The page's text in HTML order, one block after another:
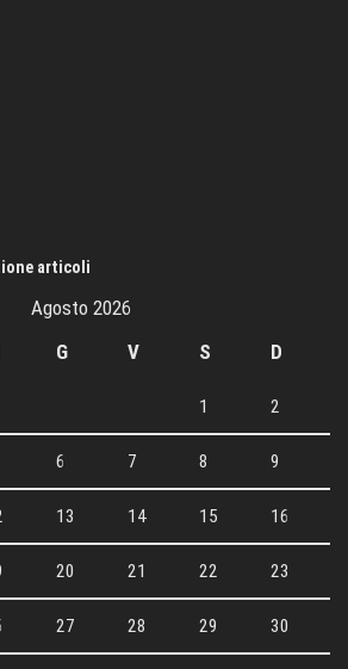
articoli
Agosto 2026
G V S D
1 2
6 7 8 9
13 14 15 16
20 21 22 23
27 28 29 30